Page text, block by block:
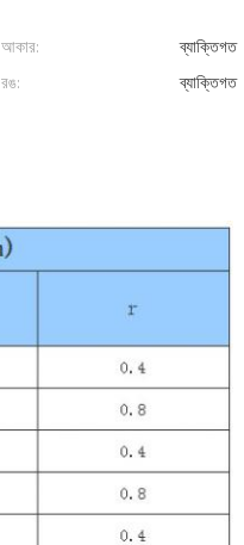
আকার: ব্যাক্তিগত
রঙ: ব্যাক্তিগত